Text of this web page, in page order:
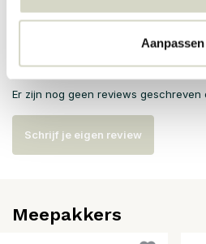
Aanpassen
Er zijn nog geen reviews geschreven
Schrijf je eigen review
Meepakkers